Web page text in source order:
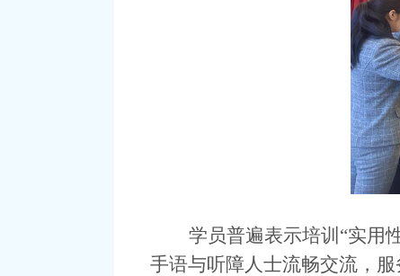
学员普遍表示培训 “实用
手语与听障人士流畅交流，